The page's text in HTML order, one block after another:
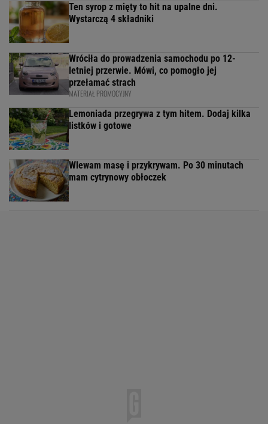
Ten syrop z mięty to hit na upalne dni.
Wystarczą 4 składniki
Wróciła do prowadzenia samochodu po 12-
letniej przerwie. Mówi, co pomogło jej
przełamać strach
MATERIAŁ PROMOCYJNY
Lemoniada przegrywa z tym hitem. Dodaj kilka
listków i gotowe
Wlewam masę i przykrywam. Po 30 minutach
mam cytrynowy obłoczek